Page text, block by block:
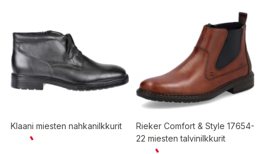
Klaani miesten nahkanilkkurit
Rieker Comfort & Style 17654-
22 miesten talvinilkkurit